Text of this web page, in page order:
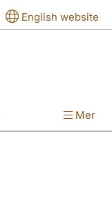
English website
Mer